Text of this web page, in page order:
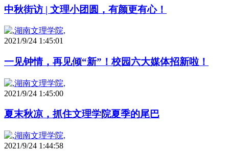
中秋街访 | 文理小团圆，有颜更有心！
2021/9/24 1:45:01
一见钟情，再见倾“新”！校园六大媒体招新啦！
2021/9/24 1:45:00
夏末秋凉，抓住文理学院夏季的尾巴
2021/9/24 1:44:58